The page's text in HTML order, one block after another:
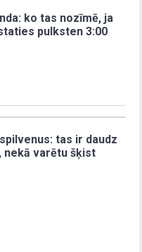
ko tas nozīmē, ja
pulksten 3:00
tas ir daudz
nekā varētu šķist